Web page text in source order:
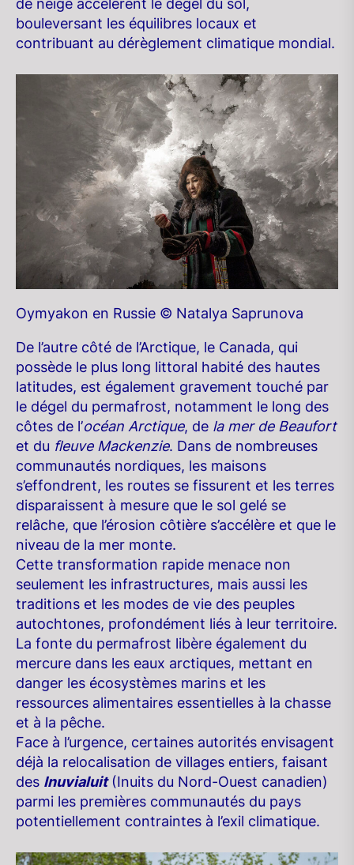
de neige accélèrent le dégel du sol,
bouleversant les équilibres locaux et
contribuant au dérèglement climatique mondial.
Oymyakon en Russie © Natalya Saprunova
De l’autre côté de l’Arctique, le Canada, qui
possède le plus long littoral habité des hautes
latitudes, est également gravement touché par
le dégel du permafrost, notamment le long des
côtes de l’océan Arctique, de la mer de Beaufort
et du fleuve Mackenzie. Dans de nombreuses
communautés nordiques, les maisons
s’effondrent, les routes se fissurent et les terres
disparaissent à mesure que le sol gelé se
relâche, que l’érosion côtière s’accélère et que le
niveau de la mer monte.
Cette transformation rapide menace non
seulement les infrastructures, mais aussi les
traditions et les modes de vie des peuples
autochtones, profondément liés à leur territoire.
La fonte du permafrost libère également du
mercure dans les eaux arctiques, mettant en
danger les écosystèmes marins et les
ressources alimentaires essentielles à la chasse
et à la pêche.
Face à l’urgence, certaines autorités envisagent
déjà la relocalisation de villages entiers, faisant
des Inuvialuit(Inuits du Nord-Ouest canadien)
parmi les premières communautés du pays
potentiellement contraintes à l’exil climatique.